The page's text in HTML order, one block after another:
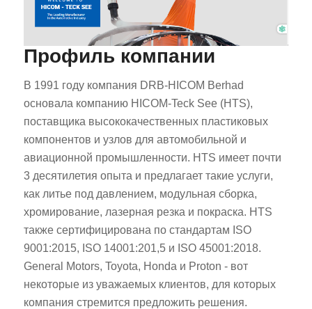
Профиль компании
В 1991 году компания DRB-HICOM Berhad
основала компанию HICOM-Teck See (HTS),
поставщика высококачественных пластиковых
компонентов и узлов для автомобильной и
авиационной промышленности. HTS имеет почти
3 десятилетия опыта и предлагает такие услуги,
как литье под давлением, модульная сборка,
хромирование, лазерная резка и покраска. HTS
также сертифицирована по стандартам ISO
9001:2015, ISO 14001:201,5 и ISO 45001:2018.
General Motors, Toyota, Honda и Proton - вот
некоторые из уважаемых клиентов, для которых
компания стремится предложить решения.